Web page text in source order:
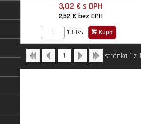
3,02 €s DPH
2,52 €bez DPH
100ks
Kúpiť
1 stránka 1 z 1